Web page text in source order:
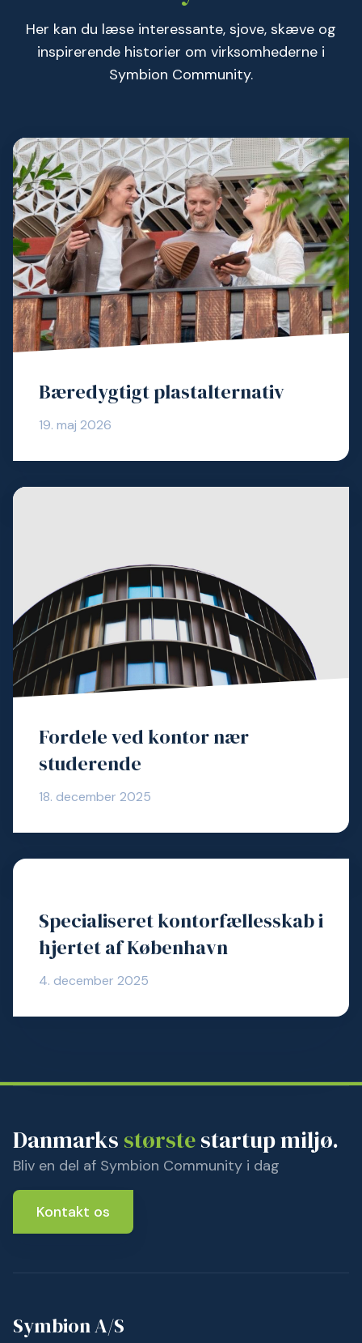
Her kan du læse interessante, sjove, skæve og
inspirerende historier om virksomhederne i
Symbion Community.
Bæredygtigt plastalternativ
19. maj 2026
Fordele ved kontor nær
studerende
18. december 2025
Specialiseret kontorfællesskab i
hjertet af København
4. december 2025
Danmarks størstestartup miljø.
Bliv en del af Symbion Community i dag
Kontakt os
Symbion A/S